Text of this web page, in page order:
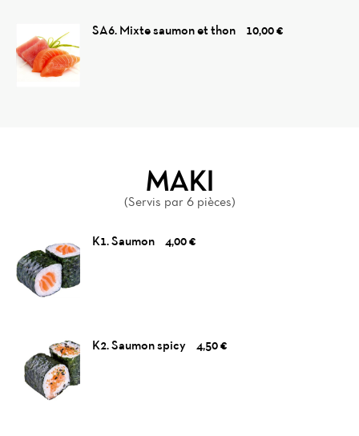
SA6. Mixte saumon et thon 10,00 €
MAKI
(Servis par 6 pièces)
K1. Saumon 4,00 €
K2. Saumon spicy 4,50 €